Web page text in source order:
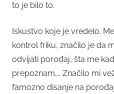
to je bilo to.
Iskustvo koje je vredelo.
kontrol friku, značilo je da
odvijati porođaj, šta me
prepoznam,… Značilo mi
famozno disanje na